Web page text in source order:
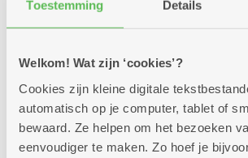
Toestemming Details
Welkom! Wat zijn ‘cookies’?
Cookies zijn kleine digitale
automatisch op je computer, tablet of
bewaard. Ze helpen om het bezoeken
eenvoudiger te maken. Zo hoef je